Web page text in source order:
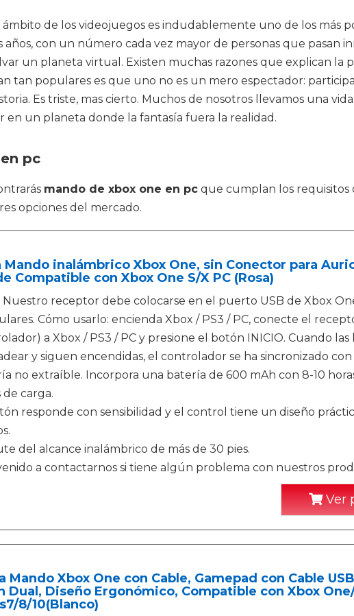
de los videojuegos es indudablemente uno de los más
con un número cada vez mayor de personas que pasan
un planeta virtual. Existen muchas razones que explican la
tan populares es que uno no es un mero espectador:
Es triste, mas cierto. Muchos de nosotros llevamos una
en un planeta donde la fantasía fuera la realidad.
pc
mando de xbox one en pc que cumplan los requisitos
opciones del mercado.
Mando inalámbrico Xbox One, sin Conector para
Compatible con Xbox One S/X PC (Rosa)
Nuestro receptor debe colocarse en el puerto USB de Xbox
Cómo usarlo: encienda Xbox / PS3 / PC, conecte el
a Xbox / PS3 / PC y presione el botón INICIO. Cuando
y siguen encendidas, el controlador se ha sincronizado con
no extraíble. Incorpora una batería de 600 mAh con 8-10
de carga.
responde con sensibilidad y el control tiene un diseño
del alcance inalámbrico de más de 30 pies.
a contactarnos si tiene algún problema con nuestros
Ver
Mando Xbox One con Cable, Gamepad con Cable
Dual, Diseño Ergonómico, Compatible con Xbox
8/10(Blanco)